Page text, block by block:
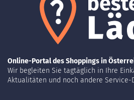
Online-Portal des Shoppings in
Wir begleiten Sie tagtäglich in Ihre
Aktualitäten und noch andere Service-